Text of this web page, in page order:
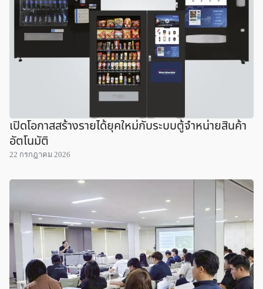
เปิดโอกาสสร้างรายได้ยุคใหม่กับระบบตู้จำหน่ายสินค้า
อัตโนมัติ
22 กรกฎาคม 2026